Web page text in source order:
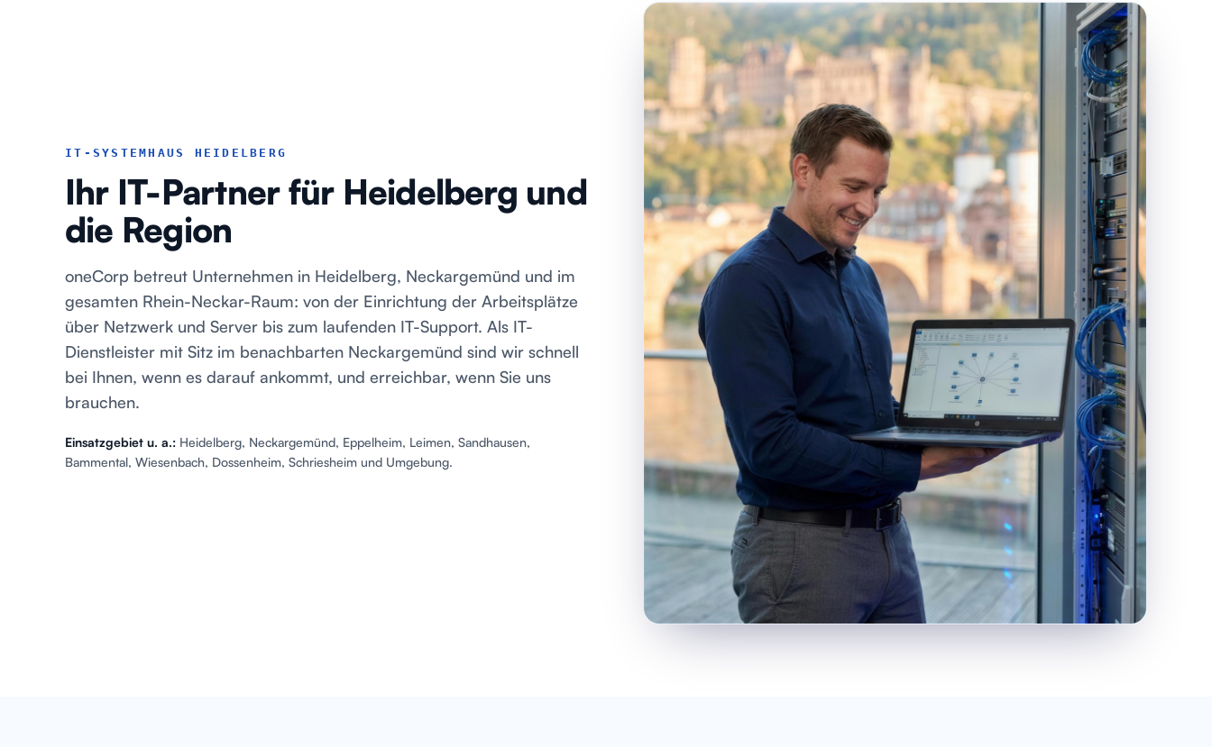
IT-SYSTEMHAUS HEIDELBERG
Ihr IT-Partner für Heidelberg und
die Region
oneCorp betreut Unternehmen in Heidelberg, Neckargemünd und im
gesamten Rhein-Neckar-Raum: von der Einrichtung der Arbeitsplätze
über Netzwerk und Server bis zum laufenden IT-Support. Als IT-
Dienstleister mit Sitz im benachbarten Neckargemünd sind wir schnell
bei Ihnen, wenn es darauf ankommt, und erreichbar, wenn Sie uns
brauchen.
Einsatzgebiet u. a.: Heidelberg, Neckargemünd, Eppelheim, Leimen, Sandhausen,
Bammental, Wiesenbach, Dossenheim, Schriesheim und Umgebung.